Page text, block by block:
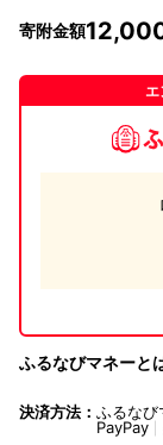
寄附金額
エ
ふるなびマネーと
決済方法： ふるなび
PayPay